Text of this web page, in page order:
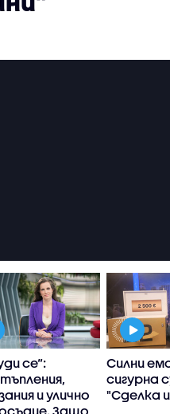
се“:
и улично
Защо
Силни
сигурна
"Сделка